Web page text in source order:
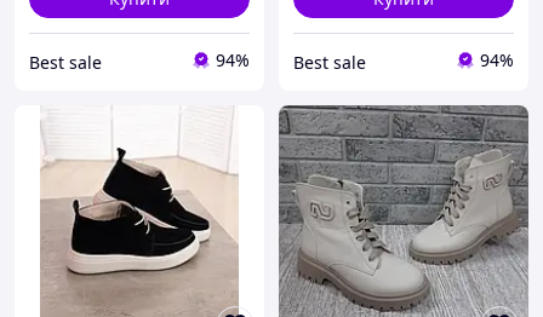
Best sale 94% Best sale 94%